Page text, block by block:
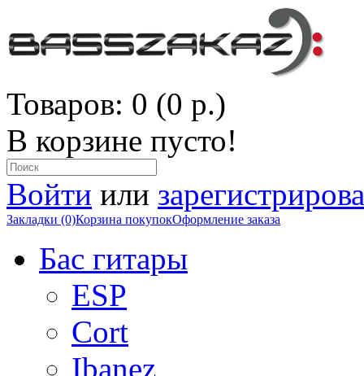
Товаров: 0 (0 р.)
В корзине пусто!
Войти или
Закладки (0)Корзина покупокОформление заказа
Бас гитары
ESP
Cort
Ibanez